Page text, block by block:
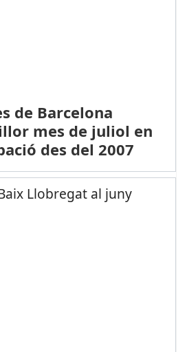
de Barcelona
mes de juliol en
des del 2007